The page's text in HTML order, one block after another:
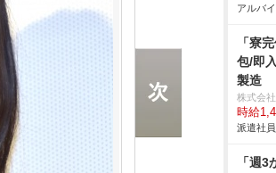
アルバ
「寮
包/即
製造
株式会
時給
派遣社
「週